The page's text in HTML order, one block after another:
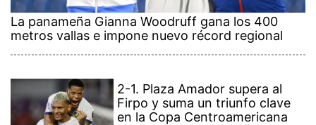
La panameña Gianna Woodruff gana los 400
metros vallas e impone nuevo récord regional
2-1. Plaza Amador supera al
Firpo y suma un triunfo clave
en la Copa Centroamericana